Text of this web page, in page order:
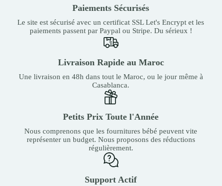
Paiements Sécurisés
Le site est sécurisé avec un certificat SSL Let's Encrypt et les
paiements passent par Paypal ou Stripe. Du sérieux !
Livraison Rapide au Maroc
Une livraison en 48h dans tout le Maroc, ou le jour même à
Casablanca.
Petits Prix Toute l'Année
Nous comprenons que les fournitures bébé peuvent vite
représenter un budget. Nous proposons des réductions
régulièrement.
Support Actif